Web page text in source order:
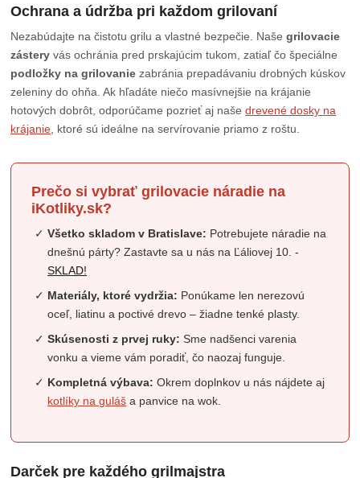
Ochrana a údržba pri každom grilovaní
Nezabúdajte na čistotu grilu a vlastné bezpečie. Našegrilovacie
zástery vás ochránia pred prskajúcim tukom, zatiaľ čo špeciálne
podložky na grilovanie zabránia prepadávaniu drobných kúskov
zeleniny do ohňa. Ak hľadáte niečo masívnejšie na krájanie
hotových dobrôt, odporúčame pozrieť aj našedrevené dosky na
krájanie , ktoré sú ideálne na servírovanie priamo z roštu.
Prečo si vybrať grilovacie náradie na
iKotliky.sk?
Všetko skladom v Bratislave: Potrebujete náradie na
dnešnú párty? Zastavte sa u nás na Ľáliovej 10. -
SKLAD!
Materiály, ktoré vydržia: Ponúkame len nerezovú
oceľ, liatinu a poctivé drevo – žiadne tenké plasty.
Skúsenosti z prvej ruky: Sme nadšenci varenia
vonku a vieme vám poradiť, čo naozaj funguje.
Kompletná výbava: Okrem doplnkov u nás nájdete aj
kotlíky na guláš a panvice na wok.
Darček pre každého grilmajstra